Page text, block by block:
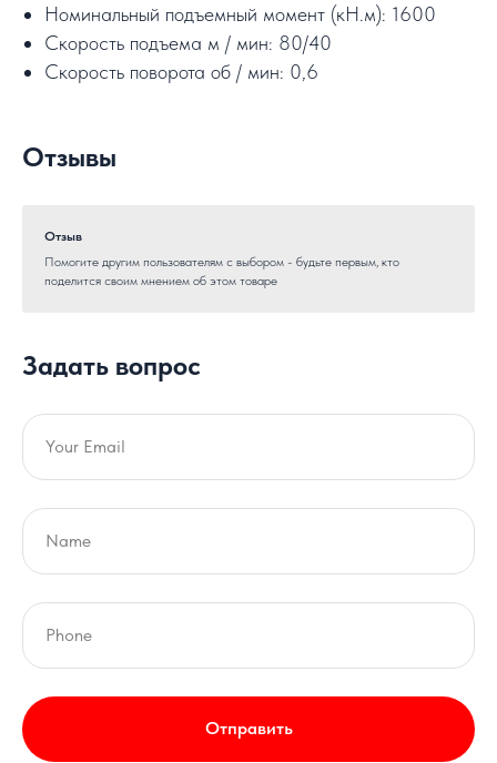
Номинальный подъемный момент (кН.м): 1600
Скорость подъема м / мин: 80/40
Скорость поворота об / мин: 0,6
Отзывы
Отзыв
Помогите другим пользователям с выбором - будьте первым, кто
поделится своим мнением об этом товаре
Задать вопрос
Отправить